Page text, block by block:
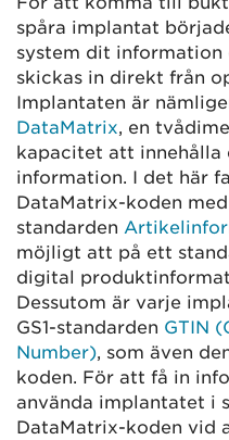
spåra implantat
system dit information
skickas in direkt från
Implantaten är
DataMatrix, en
kapacitet att innehålla
information. I det här
DataMatrix-koden
standarden
möjligt att på ett
digital
Dessutom är varje
GS1-standarden GTIN
Number), som även
koden. För att få in
använda implantatet i
DataMatrix-koden vid